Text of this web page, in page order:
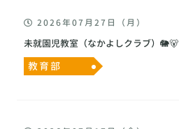
2026年07月27日（月）
未就園児教室（なかよしクラブ）🐘🐻
教育部